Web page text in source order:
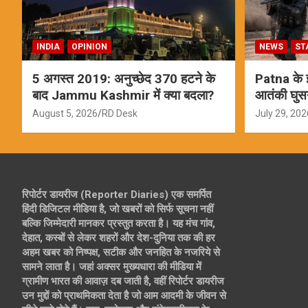
INDIA OPINION
5 अगस्त 2019: अनुच्छेद 370 हटने के
बाद Jammu Kashmir में क्या बदला?
August 5, 2026 RD Desk
NEWS
Patna के
आतंकी
ऑपरेशन;
July 29,
रिपोर्टर डायरीज (Reporter Diaries) एक समर्पित
हिंदी डिजिटल मीडिया है, जो खबरों को सिर्फ सूचना नहीं
बल्कि जिम्मेदारी मानकर प्रस्तुत करता है। यह मंच गांव,
देहात, कस्बों से लेकर शहरों और देश-दुनिया तक की हर
अहम खबर को निष्पक्ष, सटीक और जनहित के नजरिये से
सामने लाता है। जहां अक्सर मुख्यधारा की मीडिया में
ग्रामीण भारत की आवाज़ दब जाती है, वहीं रिपोर्टर डायरीज
उन मुद्दों को प्राथमिकता देता है जो आम आदमी के जीवन से